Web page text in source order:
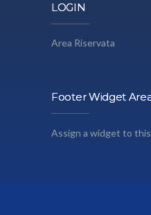
LOGIN
Area Riservata
Footer Widget
Assign a widget to